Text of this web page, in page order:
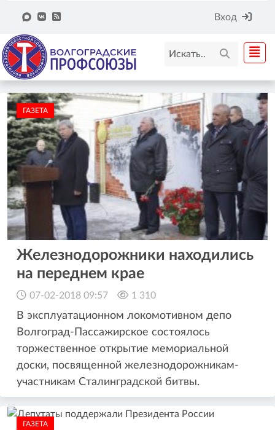
Вход
ГАЗЕТА
Железнодорожники находились
на переднем крае
07-02-2018 09:57 1 310
В эксплуатационном локомотивном депо
Волгоград-Пассажирское состоялось
торжественное открытие мемориальной
доски, посвященной железнодорожникам-
участникам Сталинградской битвы.
ГАЗЕТА